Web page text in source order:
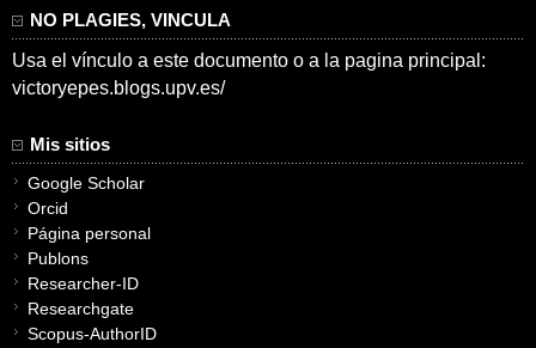
NO PLAGIES, VINCULA
Usa el vínculo a este documento o a la pagina principal:
victoryepes.blogs.upv.es/
Mis sitios
Google Scholar
Orcid
Página personal
Publons
Researcher-ID
Researchgate
Scopus-AuthorID